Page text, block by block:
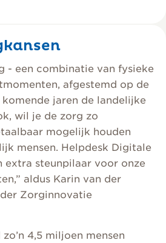
- een combinatie van fysieke
afgestemd op de
jaren de landelijke
wil je de zorg zo
mogelijk houden
mensen. Helpdesk Digitale
extra steunpilaar voor onze
aldus Karin van der
Zorginnovatie
4,5 miljoen mensen